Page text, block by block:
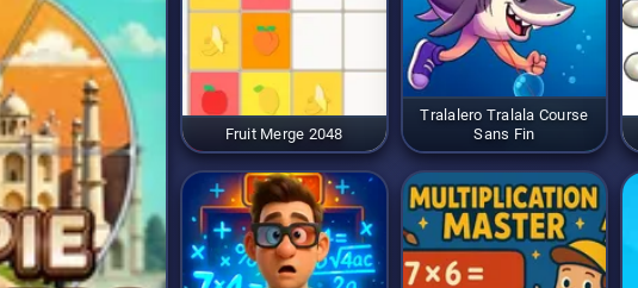
Fruit Merge 2048
Tralalero Tralala Course
Sans Fin